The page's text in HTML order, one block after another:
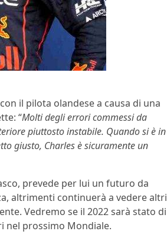
il pilota olandese a causa di una
“Molti degli errori commessi da
piuttosto instabile. Quando si è in
giusto, Charles è sicuramente un
prevede per lui un futuro da
altrimenti continuerà a vedere altri
Vedremo se il 2022 sarà stato di
nel prossimo Mondiale.